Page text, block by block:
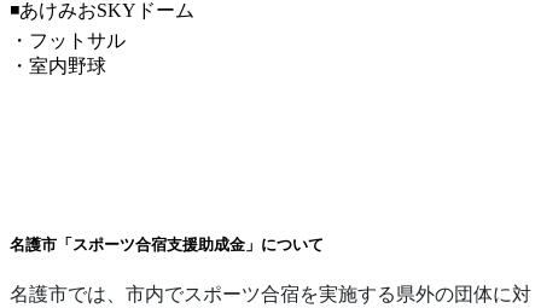
◾️あけみおSKYドーム
・フットサル
・室内野球
名護市「スポーツ合宿支援助成金」について
名護市では、市内でスポーツ合宿を実施する県外の団体に対